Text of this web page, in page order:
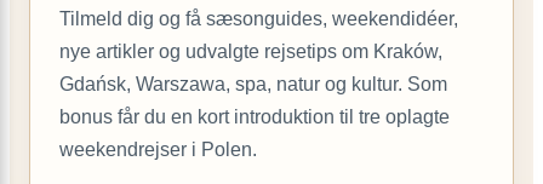
Tilmeld dig og få sæsonguides, weekendidéer,
nye artikler og udvalgte rejsetips om Kraków,
Gdańsk, Warszawa, spa, natur og kultur. Som
bonus får du en kort introduktion til tre oplagte
weekendrejser i Polen.